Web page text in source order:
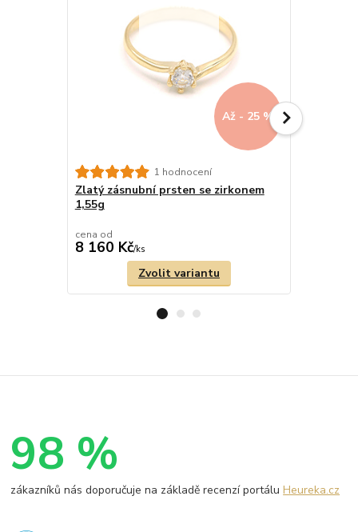
Až - 25 %
1 hodnocení
Zlatý zásnubní prsten se zirkonem
1,55g
cena od
8 160 Kč/ks
Zvolit variantu
98 %
zákazníků nás doporučuje na základě recenzí portáluHeureka.cz